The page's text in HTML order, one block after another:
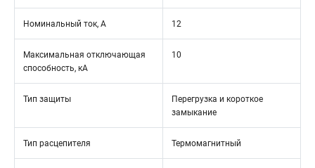
Номинальный ток, А 12
Максимальная отключающая
способность, кА
10
Тип защиты
Перегрузка и короткое
замыкание
Тип расцепителя Термомагнитный